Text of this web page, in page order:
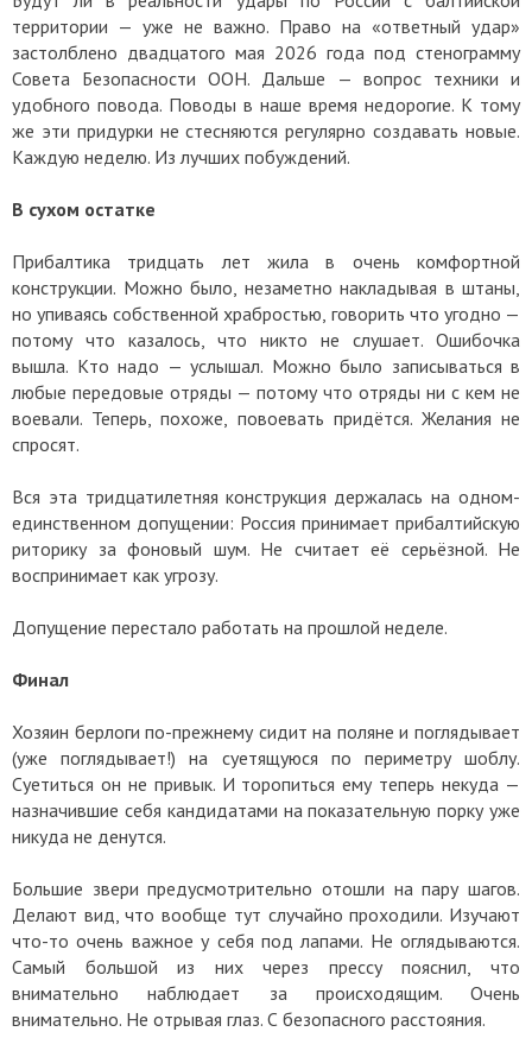
территории — уже не важно. Право на «ответный удар»
застолблено двадцатого мая 2026 года под стенограмму
Совета Безопасности ООН. Дальше — вопрос техники и
удобного повода. Поводы в наше время недорогие. К тому
же эти придурки не стесняются регулярно создавать новые.
Каждую неделю. Из лучших побуждений.
В сухом остатке
Прибалтика тридцать лет жила в очень комфортной
конструкции. Можно было, незаметно накладывая в штаны,
но упиваясь собственной храбростью, говорить что угодно —
потому что казалось, что никто не слушает. Ошибочка
вышла. Кто надо — услышал. Можно было записываться в
любые передовые отряды — потому что отряды ни с кем не
воевали. Теперь, похоже, повоевать придётся. Желания не
спросят.
Вся эта тридцатилетняя конструкция держалась на одном-
единственном допущении: Россия принимает прибалтийскую
риторику за фоновый шум. Не считает её серьёзной. Не
воспринимает как угрозу.
Допущение перестало работать на прошлой неделе.
Финал
Хозяин берлоги по-прежнему сидит на поляне и поглядывает
(уже поглядывает!) на суетящуюся по периметру шоблу.
Суетиться он не привык. И торопиться ему теперь некуда —
назначившие себя кандидатами на показательную порку уже
никуда не денутся.
Большие звери предусмотрительно отошли на пару шагов.
Делают вид, что вообще тут случайно проходили. Изучают
что-то очень важное у себя под лапами. Не оглядываются.
Самый большой из них через прессу пояснил, что
внимательно наблюдает за происходящим. Очень
внимательно. Не отрывая глаз. С безопасного расстояния.